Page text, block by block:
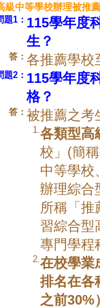
級中等學校辦理被推
題1： 115學年度
生？
答： 各推薦學校
題2： 115學年度
格？
答： 被推薦之考
1. 各類型高
校」(簡
中等學校
辦理綜合
所稱「推
習綜合型
專門學程
2. 在校學業
排名在各
之前30%